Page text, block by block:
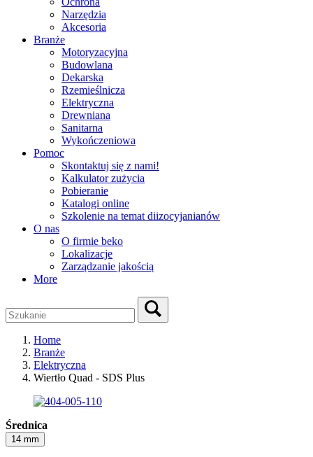
Narzędzia
Akcesoria
Branże
Motoryzacyjna
Budowlana
Dekarska
Rzemieślnicza
Elektryczna
Drewniana
Sanitarna
Wykończeniowa
Pomoc
Skontaktuj się z nami!
Kalkulator zużycia
Pobieranie
Katalogi online
Szkolenie na temat diizocyjanianów
O nas
O firmie beko
Lokalizacje
Zarządzanie jakością
More
Home
Branże
Elektryczna
Wiertło Quad - SDS Plus
Średnica
14 mm